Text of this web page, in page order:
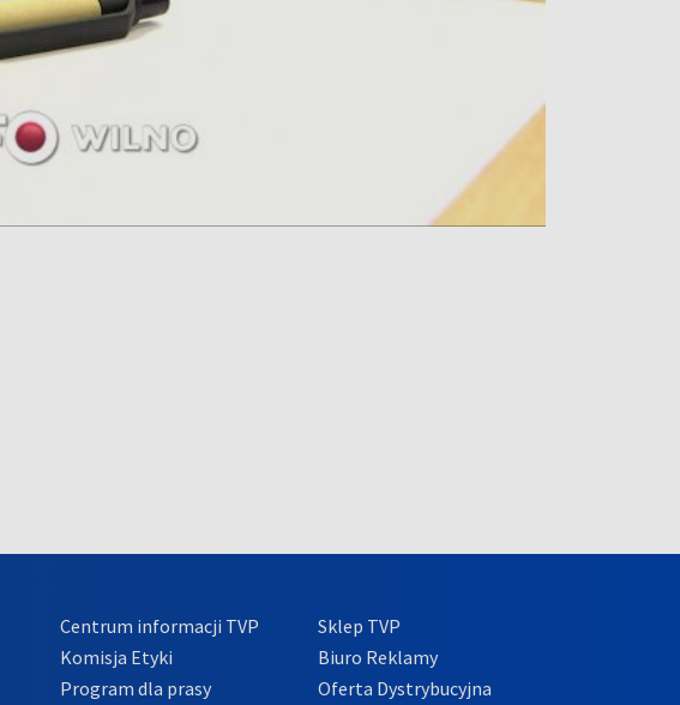
Centrum informacji TVP
Komisja Etyki
Program dla prasy
Sklep TVP
Biuro Reklamy
Oferta Dystrybucyjna